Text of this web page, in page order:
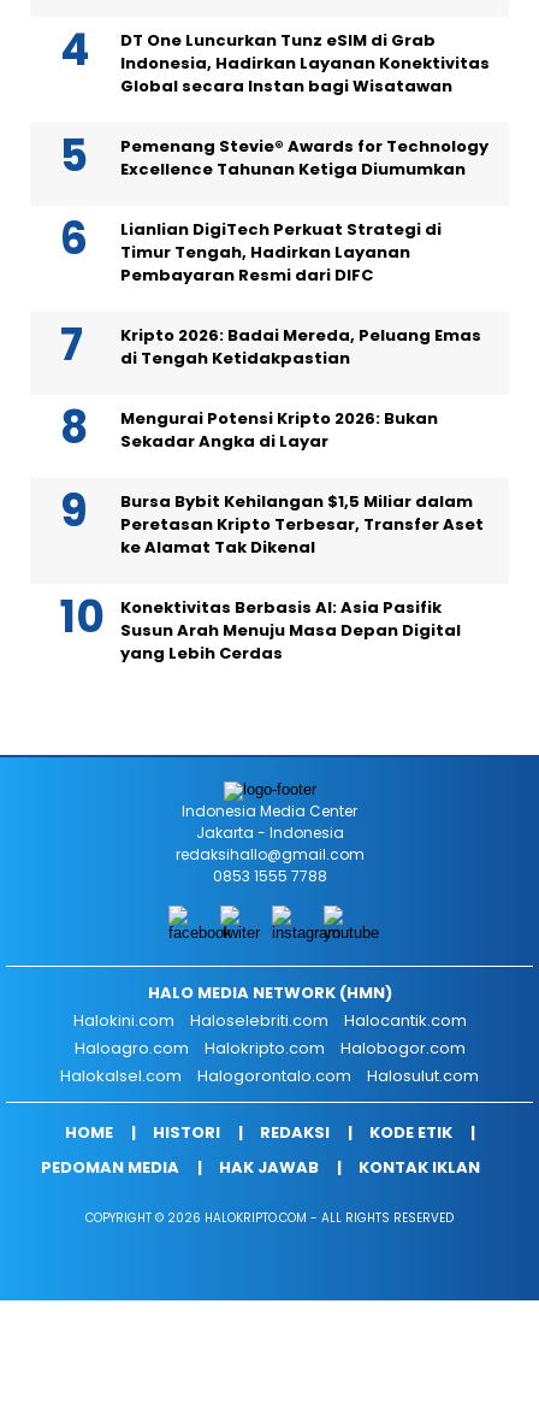
DT One Luncurkan Tunz eSIM di Grab
Indonesia, Hadirkan Layanan Konektivitas
Global secara Instan bagi Wisatawan
Pemenang Stevie® Awards for Technology
Excellence Tahunan Ketiga Diumumkan
Lianlian DigiTech Perkuat Strategi di
Timur Tengah, Hadirkan Layanan
Pembayaran Resmi dari DIFC
Kripto 2026: Badai Mereda, Peluang Emas
di Tengah Ketidakpastian
Mengurai Potensi Kripto 2026: Bukan
Sekadar Angka di Layar
Bursa Bybit Kehilangan $1,5 Miliar dalam
Peretasan Kripto Terbesar, Transfer Aset
ke Alamat Tak Dikenal
Konektivitas Berbasis AI: Asia Pasifik
Susun Arah Menuju Masa Depan Digital
yang Lebih Cerdas
Indonesia Media Center
Jakarta - Indonesia
redaksihallo@gmail.com
0853 1555 7788
HALO MEDIA NETWORK (HMN)
Halokini.com
Haloselebriti.com
Halocantik.com
Haloagro.com
Halokripto.com
Halobogor.com
Halokalsel.com
Halogorontalo.com Halosulut.com
HOME HISTORI REDAKSI
KODE ETIK
PEDOMAN MEDIA
HAK JAWAB KONTAK IKLAN
COPYRIGHT © 2026 HALOKRIPTO.COM - ALL RIGHTS RESERVED